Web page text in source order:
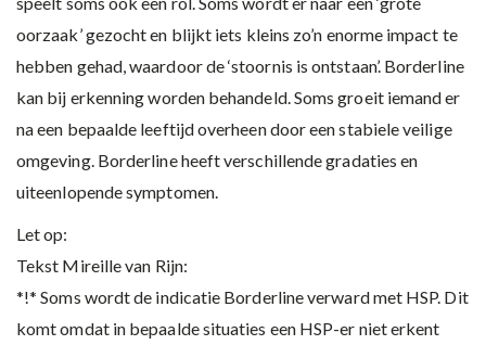
oorzaak’ gezocht en blijkt iets kleins zo’n enorme impact te
hebben gehad, waardoor de ‘stoornis is ontstaan’. Borderline
kan bij erkenning worden behandeld. Soms groeit iemand er
na een bepaalde leeftijd overheen door een stabiele veilige
omgeving. Borderline heeft verschillende gradaties en
uiteenlopende symptomen.
Let op:
Tekst Mireille van Rijn:
*!* Soms wordt de indicatie Borderline verward met HSP. Dit
komt omdat in bepaalde situaties een HSP-er niet erkent